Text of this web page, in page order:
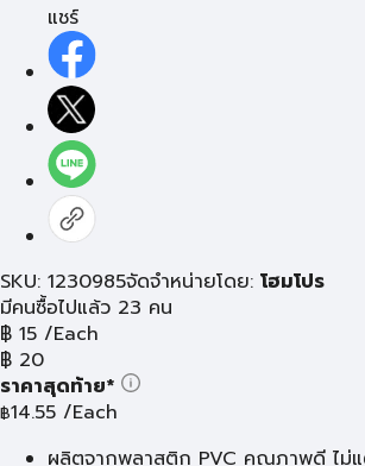
แชร์
SKU: 1230985จัดจำหน่ายโดย: โฮมโปร
มีคนซื้อไปแล้ว 23 คน
฿ 15 /Each
฿ 20
ราคาสุดท้าย*
฿14.55 /Each
ผลิตจากพลาสติก PVC คุณภาพดี ไม่